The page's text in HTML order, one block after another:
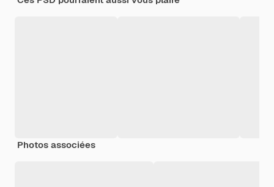
Photos associées